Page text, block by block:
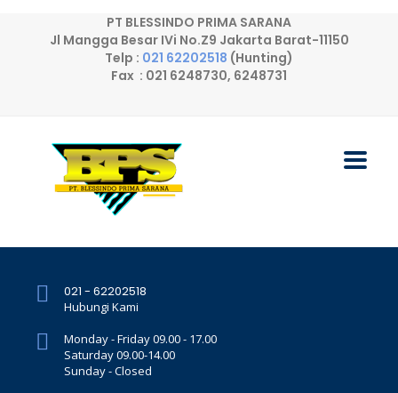
PT BLESSINDO PRIMA SARANA
Jl Mangga Besar IVi No.Z9 Jakarta Barat-11150
Telp : 021 62202518 (Hunting)
Fax : 021 6248730, 6248731
021 - 62202518
Hubungi Kami
Monday - Friday 09.00 - 17.00
Saturday 09.00-14.00
Sunday - Closed